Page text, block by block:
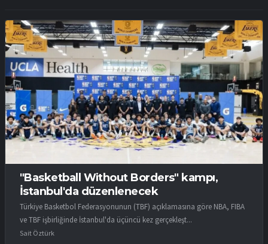
"Basketball Without Borders" kampı,
İstanbul'da düzenlenecek
Türkiye Basketbol Federasyonunun (TBF) açıklamasına göre NBA, FIBA
ve TBF işbirliğinde İstanbul'da üçüncü kez gerçekleşt...
Sait Öztürk